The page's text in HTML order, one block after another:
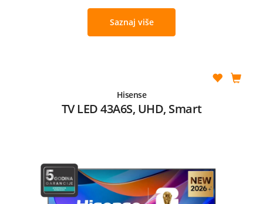
Saznaj više
Hisense
TV LED 43A6S, UHD, Smart